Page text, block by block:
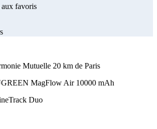
favoris
Mutuelle 20 km de Paris
MagFlow Air 10000 mAh
Duo